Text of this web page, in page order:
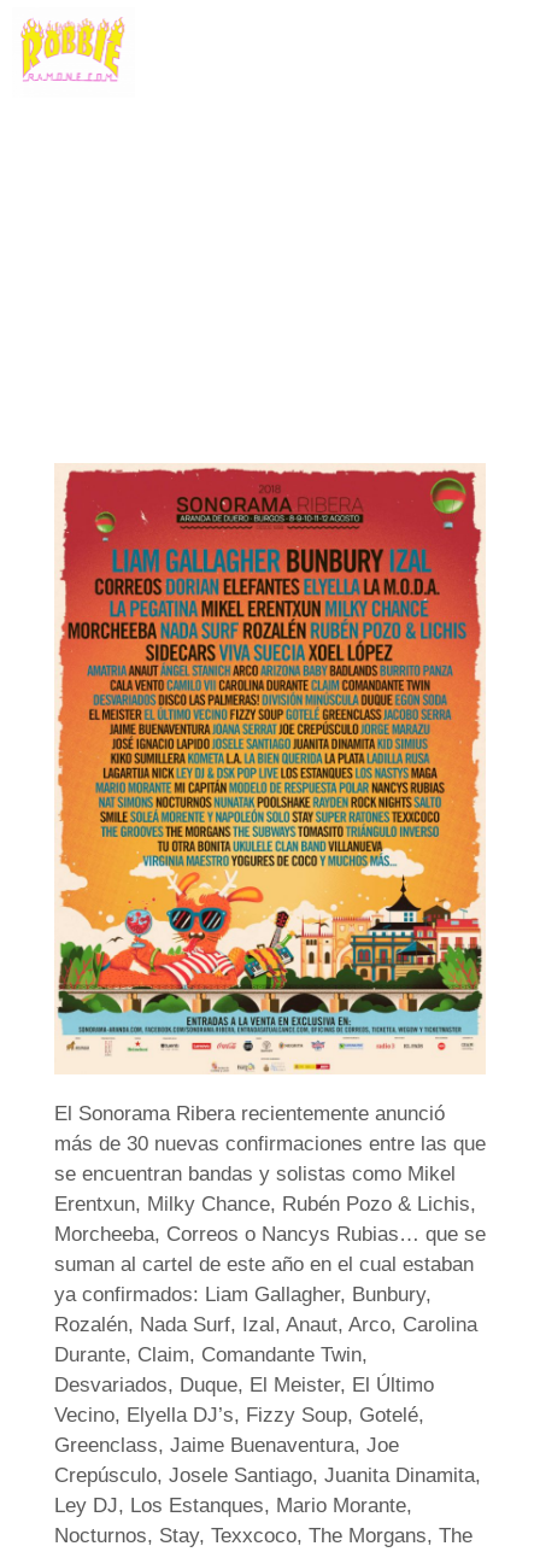
El Sonorama Ribera recientemente anunció
más de 30 nuevas confirmaciones entre las que
se encuentran bandas y solistas como Mikel
Erentxun, Milky Chance, Rubén Pozo & Lichis,
Morcheeba, Correos o Nancys Rubias… que se
suman al cartel de este año en el cual estaban
ya confirmados: Liam Gallagher, Bunbury,
Rozalén, Nada Surf, Izal, Anaut, Arco, Carolina
Durante, Claim, Comandante Twin,
Desvariados, Duque, El Meister, El Último
Vecino, Elyella DJ’s, Fizzy Soup, Gotelé,
Greenclass, Jaime Buenaventura, Joe
Crepúsculo, Josele Santiago, Juanita Dinamita,
Ley DJ, Los Estanques, Mario Morante,
Nocturnos, Stay, Texxcoco, The Morgans, The